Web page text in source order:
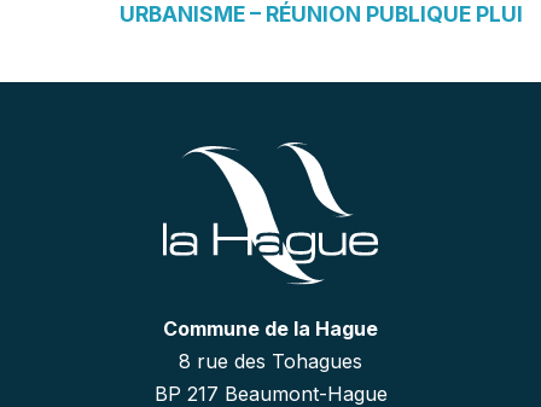
URBANISME – RÉUNION PUBLIQUE PLUI
Commune de la Hague
8 rue des Tohagues
BP 217 Beaumont-Hague